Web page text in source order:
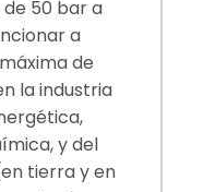
50 bar a
a
de
la industria
y del
tierra y en